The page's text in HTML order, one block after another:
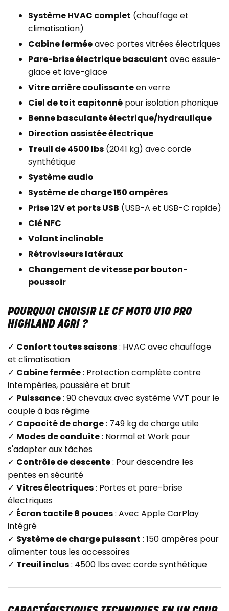
Système HVAC complet (chauffage et
climatisation)
Cabine ferméeavec portes vitrées électriques
Pare-brise électrique basculant avec essuie-
glace et lave-glace
Vitre arrière coulissanteen verre
Ciel de toit capitonné pour isolation phonique
Benne basculante électrique/hydraulique
Direction assistée électrique
Treuil de 4500 lbs (2041 kg) avec corde
synthétique
Système audio
Système de charge 150 ampères
Prise 12V et ports USB (USB-A et USB-C rapide)
Clé NFC
Volant inclinable
Rétroviseurs latéraux
Changement de vitesse par bouton-
poussoir
POURQUOI CHOISIR LE CF MOTO U10 PRO
HIGHLAND AGRI ?
✓ Confort toutes saisons: HVAC avec chauffage
et climatisation
✓ Cabine fermée: Protection complète contre
intempéries, poussière et bruit
✓ Puissance: 90 chevaux avec système VVT pour le
couple à bas régime
✓ Capacité de charge: 749 kg de charge utile
✓ Modes de conduite: Normal et Work pour
s'adapter aux tâches
✓ Contrôle de descente: Pour descendre les
pentes en sécurité
✓ Vitres électriques: Portes et pare-brise
électriques
✓ Écran tactile 8 pouces: Avec Apple CarPlay
intégré
✓ Système de charge puissant : 150 ampères pour
alimenter tous les accessoires
✓ Treuil inclus: 4500 lbs avec corde synthétique